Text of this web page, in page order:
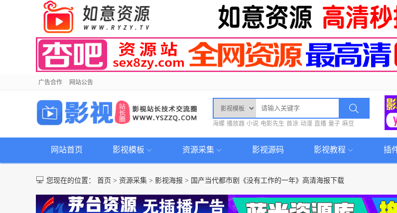
广告合作 网站公告
海螺 播放器 小说 电影先生 首涂 动漫 直播 量子 麻豆
网站首页 影视模板 资源采集 影视源码 影视教程 插
您现在的位置： 首页 > 资源采集 > 影视海报 > 国产当代都市剧《没有工作的一年》高清海报下载